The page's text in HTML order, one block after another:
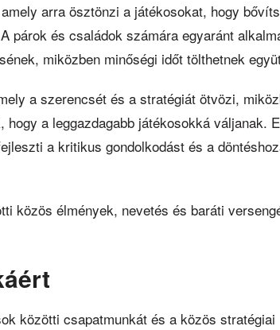
arra ösztönzi a játékosokat, hogy
párok és családok számára egyaránt
miközben minőségi időt tölthetnek
a szerencsét és a stratégiát ötvözi,
a leggazdagabb játékosokká váljanak.
a kritikus gondolkodást és a
közös élmények, nevetés és baráti
közötti csapatmunkát és a közös stratégiai